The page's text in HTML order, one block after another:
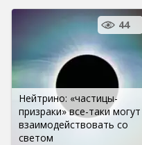
Нейтрино: «частицы-
призраки» все-таки могут
взаимодействовать со
светом
44